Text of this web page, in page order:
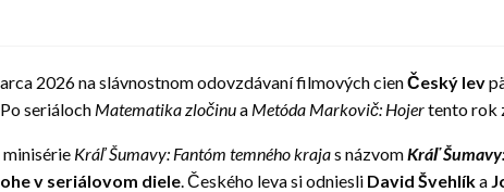
2026 na slávnostnom odovzdávaní filmových cienČeský lev
seriáloch Matematika zločinua Metóda Markovič: Hojertento rok
Kráľ Šumavy: Fantóm temného krajas názvomKráľ
v seriálovom diele. Českého leva si odniesli David Švehlíka